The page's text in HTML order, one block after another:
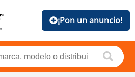
¡Pon un anuncio!